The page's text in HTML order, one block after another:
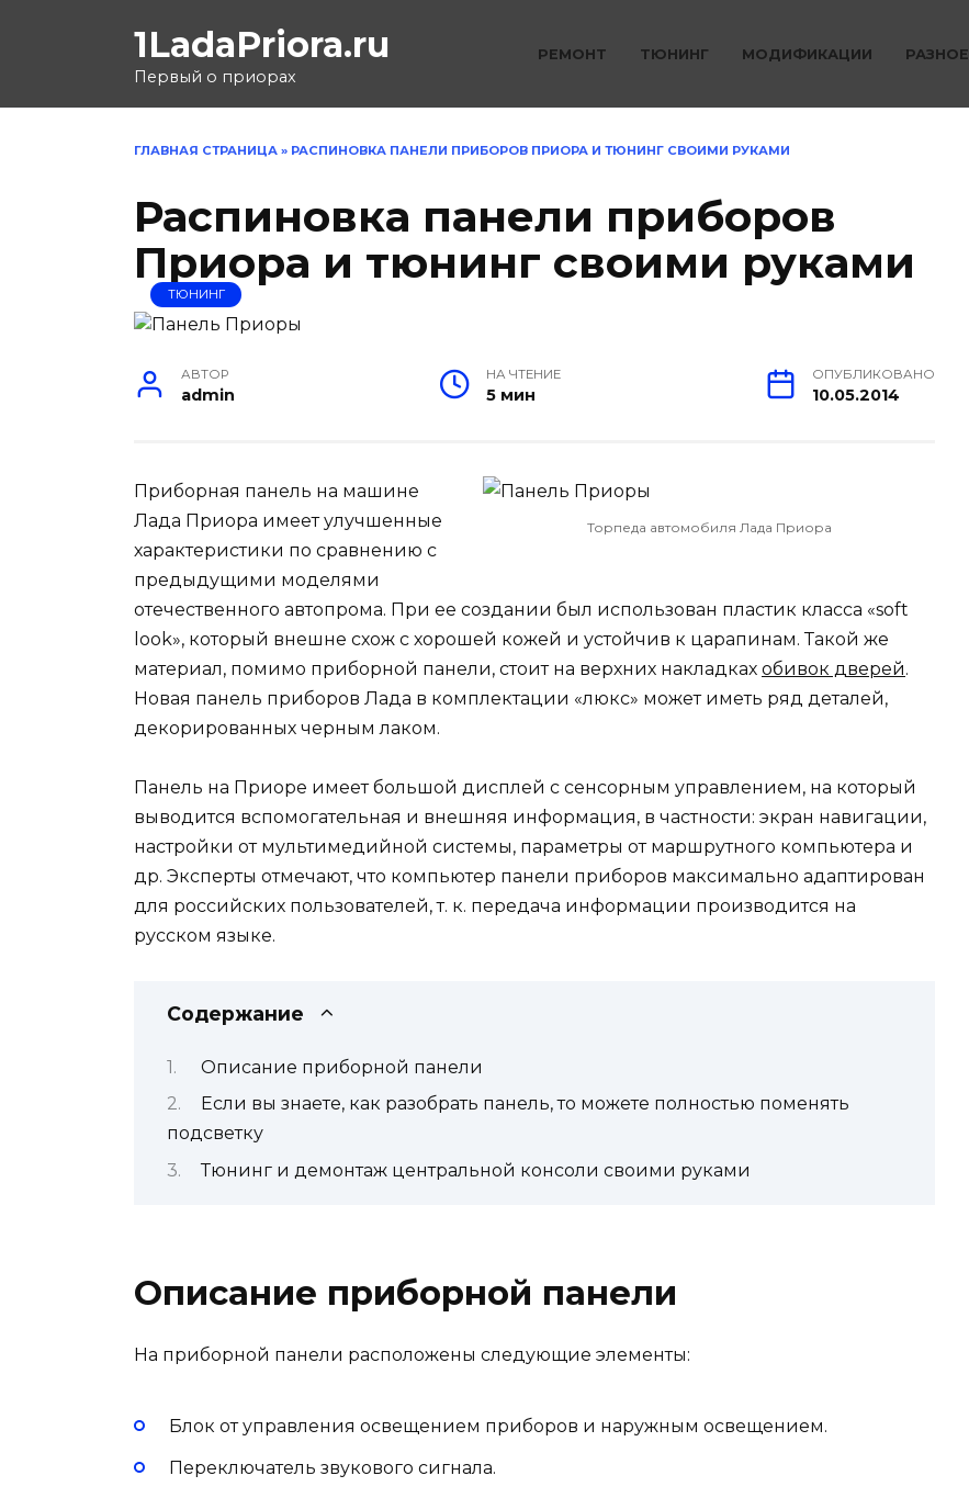
1LadaPriora.ru
Первый о приорах
РЕМОНТ ТЮНИНГ МОДИФИКАЦИИ РАЗНОЕ
ГЛАВНАЯ СТРАНИЦА » РАСПИНОВКА ПАНЕЛИ ПРИБОРОВ ПРИОРА И ТЮНИНГ СВОИМИ РУКАМИ
Распиновка панели приборов
Приора и тюнинг своими руками
ТЮНИНГ
АВТОР
admin
НА ЧТЕНИЕ
5 мин
ОПУБЛИКОВАНО
10.05.2014
Торпеда автомобиля Лада Приора
Приборная панель на машине
Лада Приора имеет улучшенные
характеристики по сравнению с
предыдущими моделями
отечественного автопрома. При ее создании был использован пластик класса «soft
look», который внешне схож с хорошей кожей и устойчив к царапинам. Такой же
материал, помимо приборной панели, стоит на верхних накладках обивок дверей.
Новая панель приборов Лада в комплектации «люкс» может иметь ряд деталей,
декорированных черным лаком.
Панель на Приоре имеет большой дисплей с сенсорным управлением, на который
выводится вспомогательная и внешняя информация, в частности: экран навигации,
настройки от мультимедийной системы, параметры от маршрутного компьютера и
др. Эксперты отмечают, что компьютер панели приборов максимально адаптирован
для российских пользователей, т. к. передача информации производится на
русском языке.
Содержание
Описание приборной панели
Если вы знаете, как разобрать панель, то можете полностью поменять
подсветку
Тюнинг и демонтаж центральной консоли своими руками
Описание приборной панели
На приборной панели расположены следующие элементы:
Блок от управления освещением приборов и наружным освещением.
Переключатель звукового сигнала.